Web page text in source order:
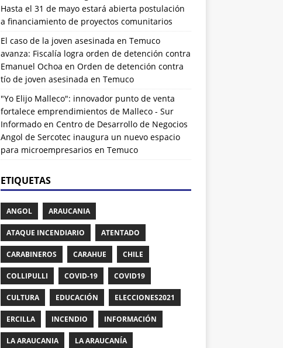
Hasta el 31 de mayo estará abierta postulación
a financiamiento de proyectos comunitarios
El caso de la joven asesinada en Temuco
avanza: Fiscalía logra orden de detención contra
Emanuel Ochoa en Orden de detención contra
tío de joven asesinada en Temuco
"Yo Elijo Malleco": innovador punto de venta
fortalece emprendimientos de Malleco - Sur
Informadoen Centro de Desarrollo de Negocios
Angol de Sercotec inaugura un nuevo espacio
para microempresarios en Temuco
ETIQUETAS
ANGOL ARAUCANIA
ATAQUE INCENDIARIO ATENTADO
CARABINEROS CARAHUE CHILE
COLLIPULLI COVID-19 COVID19
CULTURA EDUCACIÓN ELECCIONES2021
ERCILLA INCENDIO INFORMACIÓN
LA ARAUCANIA LA ARAUCANÍA